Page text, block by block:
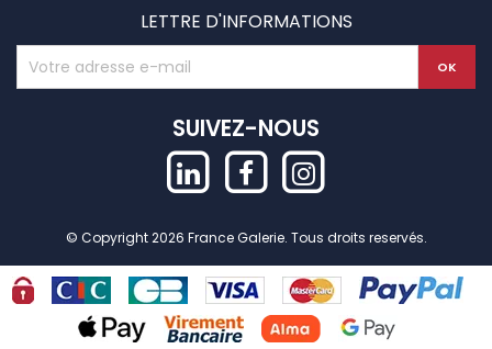
LETTRE D'INFORMATIONS
SUIVEZ-NOUS
© Copyright 2026 France Galerie. Tous droits reservés.